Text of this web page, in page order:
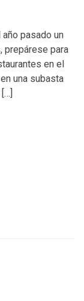
pasado un
prepárese para
en el
una subasta